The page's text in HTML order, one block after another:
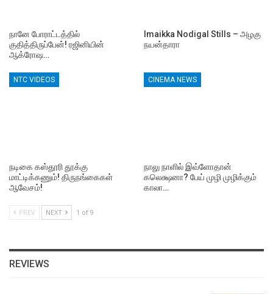
நானே போராட்டத்தில்
குதித்திருப்பேன்! ரஜினியின்
ஆக்ரோஷ…
Imaikka Nodigal Stills – அழகு
நயன்தாரா
NTC VIDEOS
நடிகை கஸ்தூரி தூக்கு
மாட்டிக்கணும்! திருநங்கைகள்
ஆவேசம்!
CINEMA NEWS
நாலு நாளில் இவ்ளோதான்
கலெக்ஷனா? பேய் முழி முழிக்கும்
காலா…
PREV NEXT 1 of 9
REVIEWS